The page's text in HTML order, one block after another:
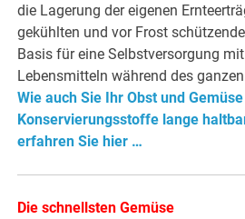
die Lagerung der eigenen
gekühlten und vor Frost
Basis für eine Selbstversorgung
Lebensmitteln während des
Wie auch Sie Ihr Obst und
Konservierungsstoffe lange
erfahren Sie hier …
Die schnellsten Gemüse